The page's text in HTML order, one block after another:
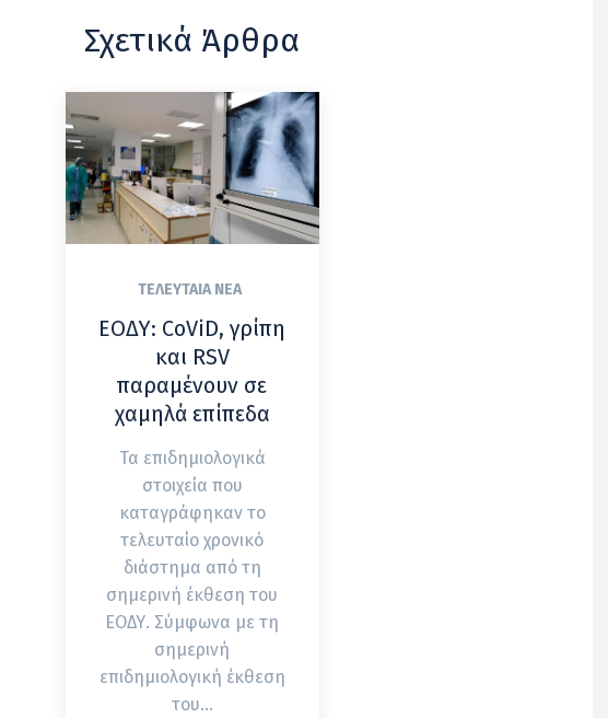
Σχετικά Άρθρα
ΤΕΛΕΥΤΑΊΑ ΝΈΑ
ΕΟΔΥ: CoViD, γρίπη
και RSV
παραμένουν σε
χαμηλά επίπεδα
Τα επιδημιολογικά
στοιχεία που
καταγράφηκαν το
τελευταίο χρονικό
διάστημα από τη
σημερινή έκθεση του
ΕΟΔΥ. Σύμφωνα με τη
σημερινή
επιδημιολογική έκθεση
του...